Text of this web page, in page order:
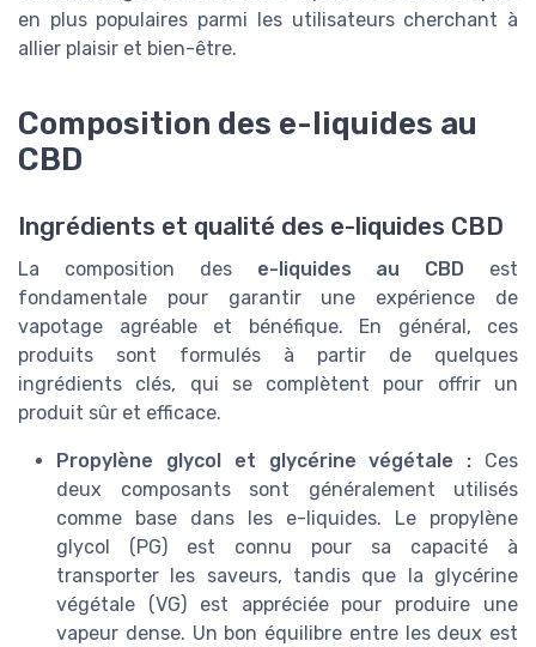
en plus populaires parmi les utilisateurs cherchant à
allier plaisir et bien-être.
Composition des e-liquides au
CBD
Ingrédients et qualité des e-liquides CBD
La composition des e-liquides au CBD est
fondamentale pour garantir une expérience de
vapotage agréable et bénéfique. En général, ces
produits sont formulés à partir de quelques
ingrédients clés, qui se complètent pour offrir un
produit sûr et efficace.
Propylène glycol et glycérine végétale : Ces
deux composants sont généralement utilisés
comme base dans les e-liquides. Le propylène
glycol (PG) est connu pour sa capacité à
transporter les saveurs, tandis que la glycérine
végétale (VG) est appréciée pour produire une
vapeur dense. Un bon équilibre entre les deux est